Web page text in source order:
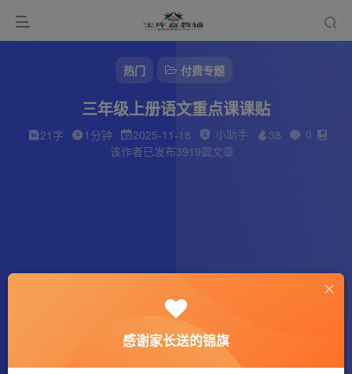
热门 付费专题
三年级上册语文重点课课贴
21字 1分钟 2025-11-18 小助手 38
0
该作者已发布3919篇文章
感谢家长送的锦旗